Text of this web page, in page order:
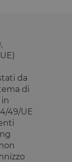
da
di
49/UE
sul browser per
rendere le
pagine più
pubblicità
che l'utente
finale
aver visto
prima di